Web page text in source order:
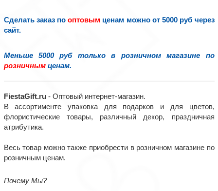
Сделать заказ пооптовым ценам можно от 5000 руб через
сайт.
Меньше 5000 руб только в розничном магазине по
розничнымценам.
FiestaGift.ru - Оптовый интернет-магазин.
В ассортименте упаковка для подарков и для цветов,
флористические товары, различный декор, праздничная
атрибутика.
Весь товар можно также приобрести в розничном магазине по
розничным ценам.
Почему Мы?